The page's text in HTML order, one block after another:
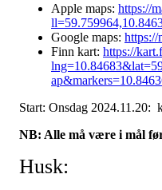
Apple maps: https://
Google maps:
Finn kart: https://
Start: Onsdag 2024.11.20:
NB: Alle må være i mål
Husk: